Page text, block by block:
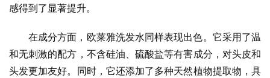
感得到了显著提升。
在成分方面，欧莱雅洗发水同样表现出色。它采用了温
和无刺激的配方，不含硅油、硫酸盐等有害成分，对头皮和
头发更加友好。同时，它还添加了多种天然植物提取物，具